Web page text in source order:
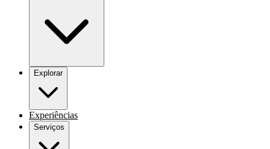
Explorar
Experiências
Serviços